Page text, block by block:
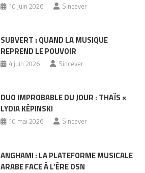
10 juin 2026 Sincever
SUBVERT : QUAND LA MUSIQUE
REPREND LE POUVOIR
4 juin 2026 Sincever
DUO IMPROBABLE DU JOUR : THAÏS ×
LYDIA KÉPINSKI
10 mai 2026 Sincever
ANGHAMI : LA PLATEFORME MUSICALE
ARABE FACE À L’ÈRE OSN